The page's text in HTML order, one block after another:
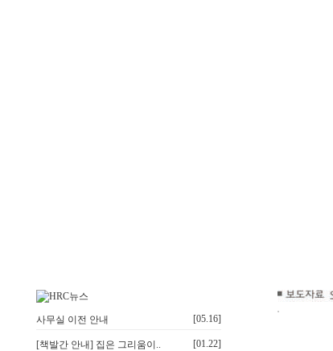
사무실 이전 안내 [05.16]
[책발간 안내] 집은 그리움이.. [01.22]